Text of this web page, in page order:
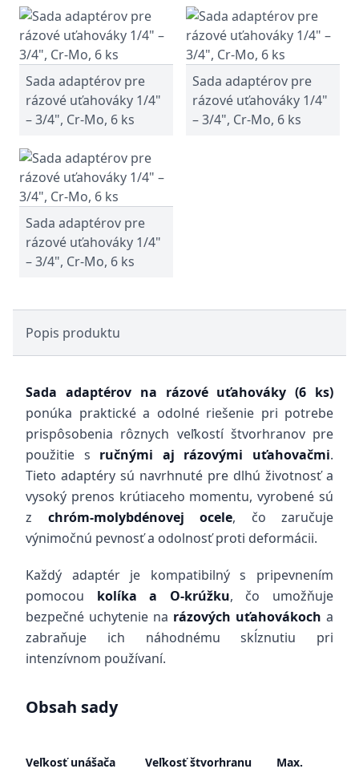
Sada adaptérov pre
rázové uťahováky 1/4"
– 3/4", Cr-Mo, 6 ks
Sada adaptérov pre
rázové uťahováky 1/4"
– 3/4", Cr-Mo, 6 ks
Sada adaptérov pre
rázové uťahováky 1/4"
– 3/4", Cr-Mo, 6 ks
Popis produktu
Sada adaptérov na rázové uťahováky (6 ks)
ponúka praktické a odolné riešenie pri potrebe
prispôsobenia rôznych veľkostí štvorhranov pre
použitie s ručnými aj rázovými uťahovačmi.
Tieto adaptéry sú navrhnuté pre dlhú životnosť a
vysoký prenos krútiaceho momentu, vyrobené sú
z chróm-molybdénovej ocele, čo zaručuje
výnimočnú pevnosť a odolnosť proti deformácii.
Každý adaptér je kompatibilný s pripevnením
pomocou kolíka a O-krúžku, čo umožňuje
bezpečné uchytenie na rázových uťahovákoch a
zabraňuje ich náhodnému skĺznutiu pri
intenzívnom používaní.
Obsah sady
Veľkosť unášača Veľkosť štvorhranu Max.